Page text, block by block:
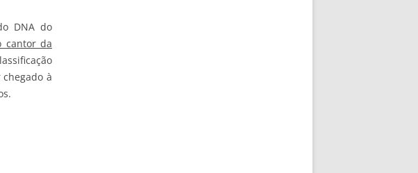
DNA do
cantor da
à